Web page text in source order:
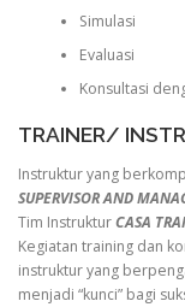
Simulasi
Evaluasi
Konsultasi
TRAINER/
Instruktur yang
SUPERVISOR AND
Tim InstrukturCASA
Kegiatan training dan
instruktur yang
menjadi “kunci” bagi